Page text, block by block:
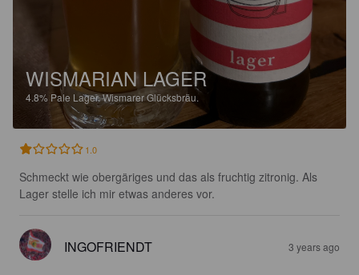
WISMARIAN LAGER
4.8% Pale Lager.Wismarer Glücksbräu.
1.0
Schmeckt wie obergäriges und das als fruchtig zitronig. Als
Lager stelle ich mir etwas anderes vor.
INGOFRIENDT 3 years ago